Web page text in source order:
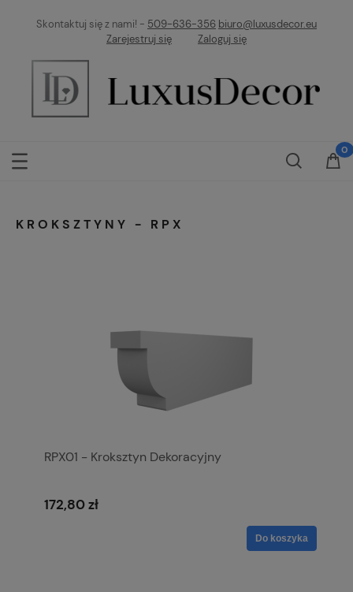
Skontaktuj się z nami! - 509-636-356 biuro@luxusdecor.eu
Zarejestruj się
Zaloguj się
KROKSZTYNY - RPX
RPX01 - Kroksztyn Dekoracyjny
172,80 zł
Do koszyka